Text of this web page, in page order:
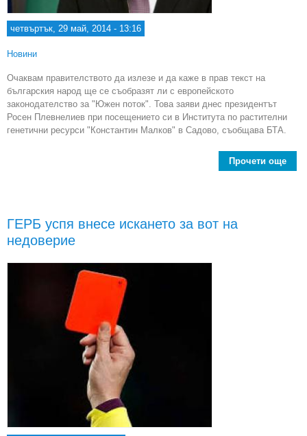
четвъртък, 29 май, 2014 - 13:16
Новини
Очаквам правителството да излезе и да каже в прав текст на
българския народ ще се съобразят ли с европейското
законодателство за "Южен поток". Това заяви днес президентът
Росен Плевнелиев при посещението си в Института по растителни
генетични ресурси "Константин Малков" в Садово, съобщава БТА.
Прочети още
ГЕРБ успя внесе искането за вот на
недоверие